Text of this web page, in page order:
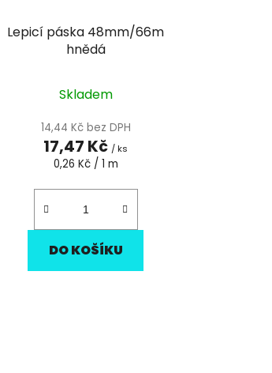
Lepicí páska 48mm/66m
hnědá
Skladem
14,44 Kč bez DPH
17,47 Kč / ks
Měrná
0,26 Kč / 1 m
DO KOŠÍKU